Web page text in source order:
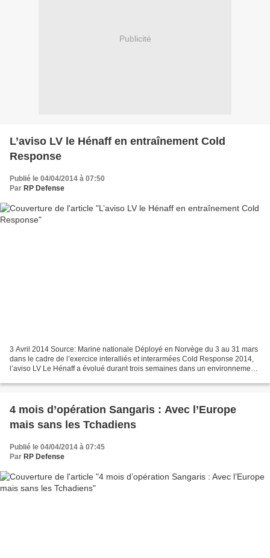
Publicité
L’aviso LV le Hénaff en entraînement Cold
Response
Publié le 04/04/2014 à 07:50
Par RP Defense
3 Avril 2014 Source: Marine nationale Déployé en Norvège du 3 au 31 mars
dans le cadre de l’exercice interalliés et interarmées Cold Response 2014,
l’aviso LV Le Hénaff a évolué durant trois semaines dans un environnement
4 mois d’opération Sangaris : Avec l’Europe
mais sans les Tchadiens
Publié le 04/04/2014 à 07:45
Par RP Defense